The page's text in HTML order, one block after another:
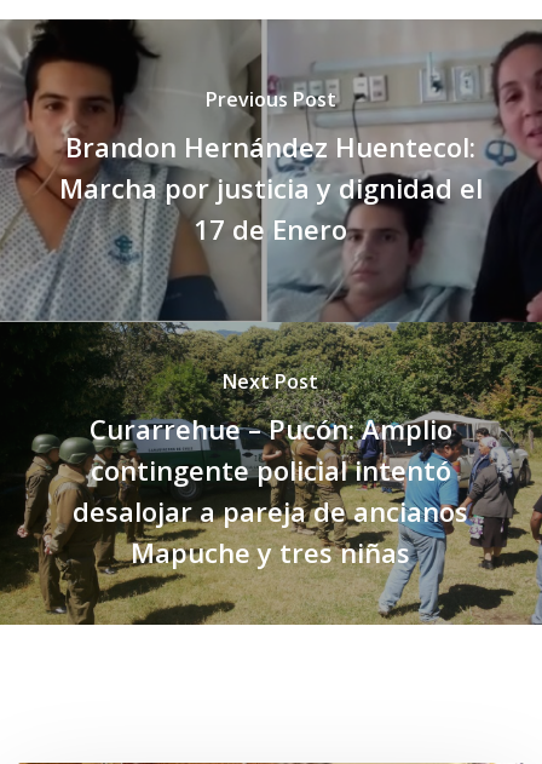
Previous Post
Brandon Hernández Huentecol:
Marcha por justicia y dignidad el
17 de Enero
Next Post
Curarrehue – Pucón: Amplio
contingente policial intentó
desalojar a pareja de ancianos
Mapuche y tres niñas